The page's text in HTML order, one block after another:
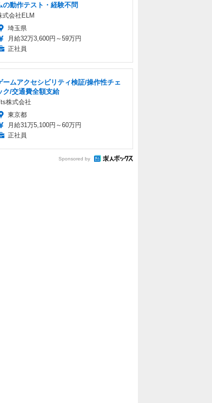
の動作テスト・経験不問
式会社ELM
埼玉県
月給32万3,600円～59万円
正社員
ームアクセシビリティ検証/操作性チェ
ク/交通費全額支給
株式会社
東京都
月給31万5,100円～60万円
正社員
Sponsored by